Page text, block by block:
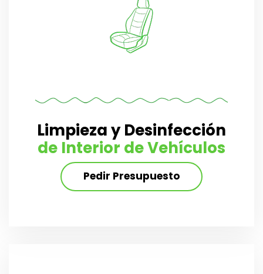
Limpieza y Desinfección
de Interior de Vehículos
Pedir Presupuesto